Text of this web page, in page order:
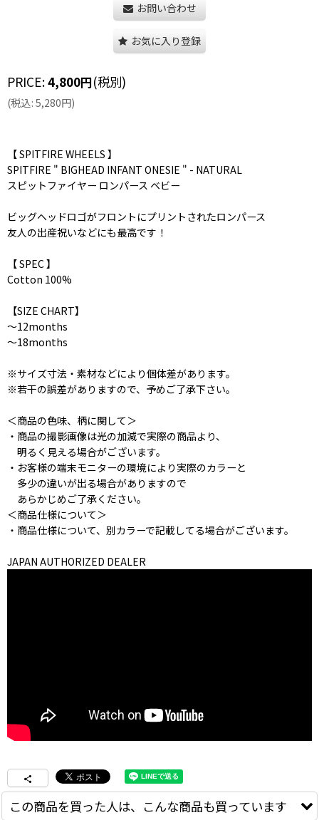
お問い合わせ
お気に入り登録
PRICE:4,800円(税別)
(税込: 5,280円)
【 SPITFIRE WHEELS 】
SPITFIRE " BIGHEAD INFANT ONESIE " - NATURAL
スピットファイヤー ロンパース ベビー
ビッグヘッドロゴがフロントにプリントされたロンパース
友人の出産祝いなどにも最高です！
【 SPEC 】
Cotton 100%
【SIZE CHART】
〜12months
〜18months
※サイズ寸法・素材などにより個体差があります。
※若干の誤差がありますので、予めご了承下さい。
＜商品の色味、柄に関して＞
・商品の撮影画像は光の加減で実際の商品より、
明るく見える場合がございます。
・お客様の端末モニターの環境により実際のカラーと
多少の違いが出る場合がありますので
あらかじめご了承ください。
＜商品仕様について＞
・商品仕様について、別カラーで記載してる場合がございます。
JAPAN AUTHORIZED DEALER
この商品を買った人は、こんな商品も買っています